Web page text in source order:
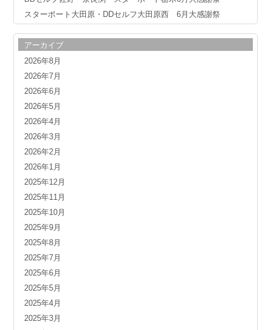
スターポート大田原・DDセルフ大田原西 6月大感謝祭
アーカイブ
2026年8月
2026年7月
2026年6月
2026年5月
2026年4月
2026年3月
2026年2月
2026年1月
2025年12月
2025年11月
2025年10月
2025年9月
2025年8月
2025年7月
2025年6月
2025年5月
2025年4月
2025年3月